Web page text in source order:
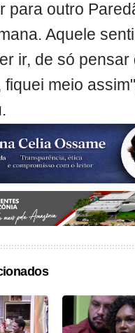
para outro
Aquele
ir, de só pensar
fiquei meio